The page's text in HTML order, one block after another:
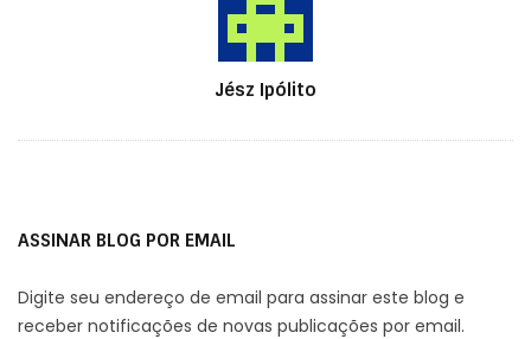
Jész Ipólito
ASSINAR BLOG POR EMAIL
Digite seu endereço de email para assinar este blog e
receber notificações de novas publicações por email.